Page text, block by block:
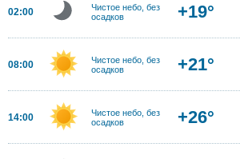
02:00
Чистое небо, без
осадков
+19°
08:00
Чистое небо, без
осадков
+21°
14:00
Чистое небо, без
осадков
+26°